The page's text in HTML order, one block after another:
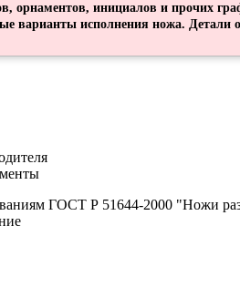
орнаментов, инициалов и прочих
варианты исполнения ножа. Детали
ГОСТ Р 51644-2000 "Ножи